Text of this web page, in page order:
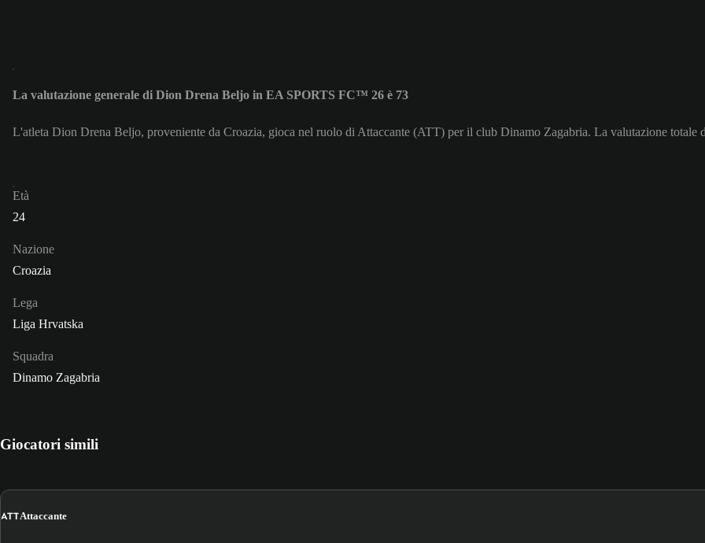
La valutazione generale di Dion Drena Beljo in EA SPORTS FC™ 26 è 73
L'atleta Dion Drena Beljo, proveniente da Croazia, gioca nel ruolo di Attaccante (ATT) per il club Dinamo Zagabria. La valutazione totale
Età
24
Nazione
Croazia
Lega
Liga Hrvatska
Squadra
Dinamo Zagabria
Giocatori simili
ATTAttaccante